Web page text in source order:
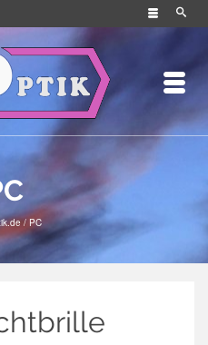
/ PC